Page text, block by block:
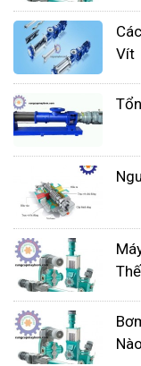
dựa trên
tạo ra áp suất
hình dạng xoắn
chất lỏng từ một
Ưu điểm:
chất lỏng có độ
thể gặp khó
chảy ổn định và
động, và thường
một số loại bơm
Ứng dụng:Máy
trong các ứng
cung cấp nước,
Vít
Nào